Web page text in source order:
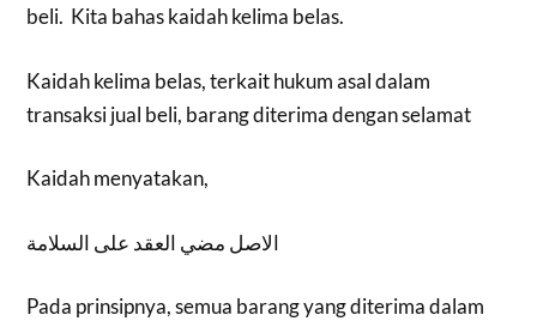
beli. Kita bahas kaidah kelima belas.
Kaidah kelima belas, terkait hukum asal dalam
transaksi jual beli, barang diterima dengan selamat
Kaidah menyatakan,
الاصل مضي العقد على السلامة
Pada prinsipnya, semua barang yang diterima dalam